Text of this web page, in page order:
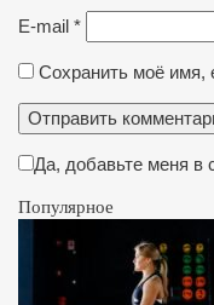
E-mail *
Сохранить моё имя,
Да, добавьте меня в
Популярное